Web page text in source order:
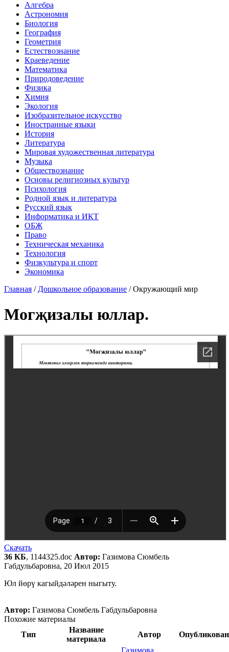
Алгебра
Астрономия
Биология
География
Геометрия
Естествознание
Краеведение
Математика
Природоведение
Физика
Химия
Экология
Изобразительное искусство
Иностранные языки
История
Литература
Мировая художественная литература
Музыка
Обществознание
Основы религиозных культур
Психология
Родной язык и литература
Русский язык
Информатика и ИКТ
ОБЖ
Право
Техническая механика
Технология
Физкультура и спорт
Экономика
Главная / Дошкольное образование /Окружающий мир
Могҗизалы юллар.
Скачать
36 КБ, 1144325.doc Автор: Газимова Сюмбель
Габдульбаровна, 20 Июл 2015
Юл йөрү кагыйдәләрен ныгыту.
Автор: Газимова Сюмбель Габдульбаровна
Похожие материалы
Тип
Название
материала
Автор Опубликован